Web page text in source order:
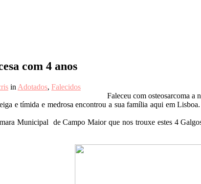
com 4 anos
in Adotados, Falecidos
Faleceu com osteosarcoma a
e tímida e medrosa encontrou a sua família aqui em
Municipal de Campo Maior que nos trouxe estes 4